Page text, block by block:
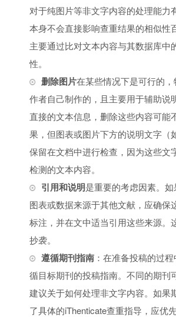
对于纯图片等非文字内容的处理能力
本身不会直接影响查重结果的相似性
主要通过比对文本内容与其数据库中
性。
删除图片在某些情况下是可行的
作者自己制作的，且主要用于辅助说
直接的文本信息，删除这些内容可能
果，但图表或图片下方的说明文字（
保留在文档中进行检查，因为这些文
检测的文本内容。
引用和说明是重要的考虑因素。如
图表或数据来源于其他文献，应确保
标注，并在文中适当引用这些来源。
抄袭。
遵循期刊指南 ：在准备投稿的过
循目标期刊的投稿指南。不同的期刊
建议关于如何处理非文字内容。如果
了具体的iThenticate查重指导，应优